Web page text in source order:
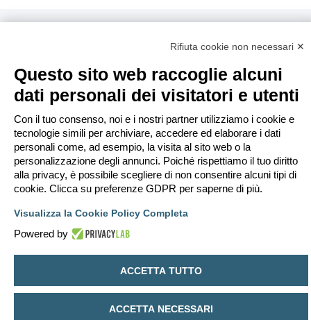
Rifiuta cookie non necessari ✕
Questo sito web raccoglie alcuni
dati personali dei visitatori e utenti
Con il tuo consenso, noi e i nostri partner utilizziamo i cookie e
tecnologie simili per archiviare, accedere ed elaborare i dati
personali come, ad esempio, la visita al sito web o la
personalizzazione degli annunci. Poiché rispettiamo il tuo diritto
alla privacy, è possibile scegliere di non consentire alcuni tipi di
cookie. Clicca su preferenze GDPR per saperne di più.
Visualizza la Cookie Policy Completa
Powered by
ACCETTA TUTTO
ACCETTA NECESSARI